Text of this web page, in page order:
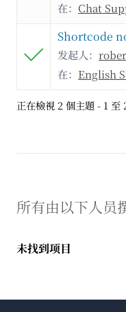
在： Chat
Shortcode
发起人：
在： English
正在檢視 2 個主題 - 1 至
所有由以下人
未找到项目